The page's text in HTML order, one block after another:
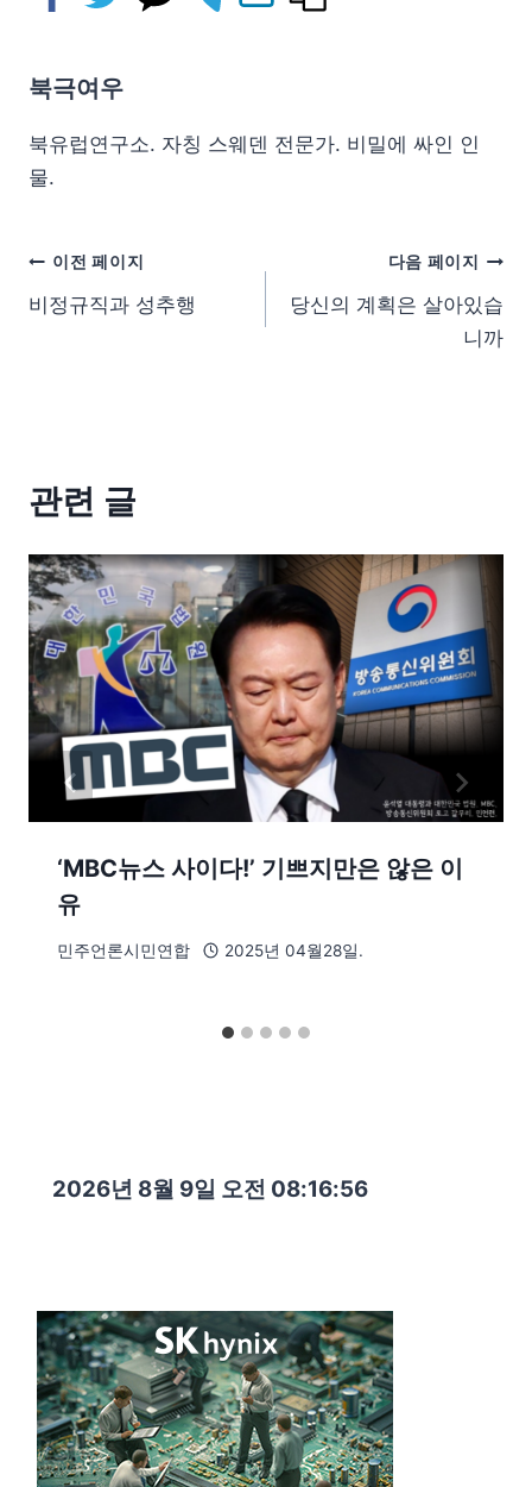
북극여우
북유럽연구소. 자칭 스웨덴 전문가. 비밀에 싸인 인
물.
이전 페이지
비정규직과 성추행
다음 페이지
당신의 계획은 살아있습
니까
관련 글
‘MBC뉴스 사이다!’ 기쁘지만은 않은 이
유
민주언론시민연합 2025년 04월28일.
2026년 8월 9일 오전 08:16:57